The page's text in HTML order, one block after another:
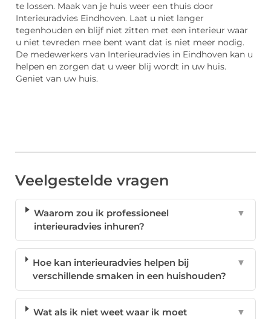
te lossen. Maak van je huis weer een thuis door
Interieuradvies Eindhoven. Laat u niet langer
tegenhouden en blijf niet zitten met een interieur waar
u niet tevreden mee bent want dat is niet meer nodig.
De medewerkers van Interieuradvies in Eindhoven kan u
helpen en zorgen dat u weer blij wordt in uw huis.
Geniet van uw huis.
Veelgestelde vragen
Waarom zou ik professioneel
interieuradvies inhuren?
▼
Hoe kan interieuradvies helpen bij
verschillende smaken in een huishouden?
▼
Wat als ik niet weet waar ik moet
▼